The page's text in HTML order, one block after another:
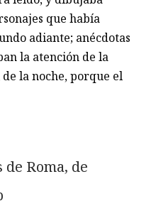
que había
adiante; anécdotas
la atención de la
la noche, porque el
Roma, de